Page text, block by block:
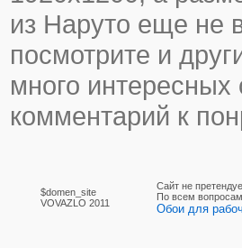
из Наруто еще не
посмотрите и
много интересных
комментарий к
$domen_site
VOVAZLO 2011
Сайт не
По вcем
Обои для